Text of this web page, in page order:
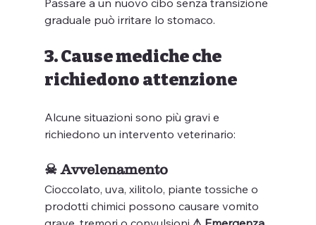
Passare a un nuovo cibo senza transizione
graduale può irritare lo stomaco.
3. Cause mediche che
richiedono attenzione
Alcune situazioni sono più gravi e
richiedono un intervento veterinario:
☠ Avvelenamento
Cioccolato, uva, xilitolo, piante tossiche o
prodotti chimici possono causare vomito